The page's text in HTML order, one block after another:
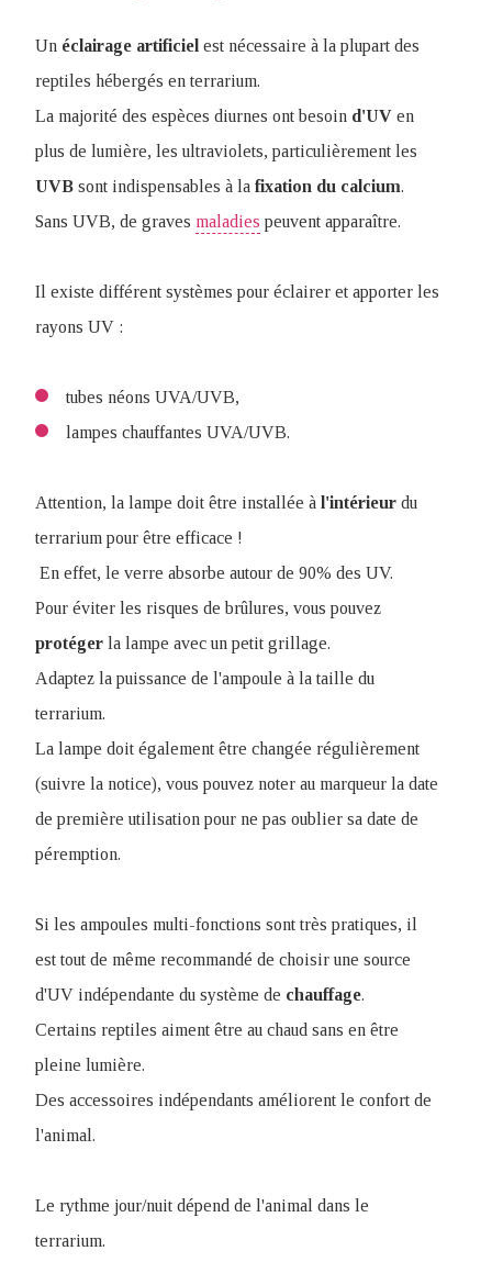
Un éclairage artificiel est nécessaire à la plupart des
reptiles hébergés en terrarium.
La majorité des espèces diurnes ont besoin d'UV en
plus de lumière, les ultraviolets, particulièrement les
UVB sont indispensables à la fixation du calcium.
Sans UVB, de graves maladies peuvent apparaître.
Il existe différent systèmes pour éclairer et apporter les
rayons UV :
tubes néons UVA/UVB,
lampes chauffantes UVA/UVB.
Attention, la lampe doit être installée à l'intérieur du
terrarium pour être efficace !
En effet, le verre absorbe autour de 90% des UV.
Pour éviter les risques de brûlures, vous pouvez
protéger la lampe avec un petit grillage.
Adaptez la puissance de l'ampoule à la taille du
terrarium.
La lampe doit également être changée régulièrement
(suivre la notice), vous pouvez noter au marqueur la date
de première utilisation pour ne pas oublier sa date de
péremption.
Si les ampoules multi-fonctions sont très pratiques, il
est tout de même recommandé de choisir une source
d'UV indépendante du système de chauffage.
Certains reptiles aiment être au chaud sans en être
pleine lumière.
Des accessoires indépendants améliorent le confort de
l'animal.
Le rythme jour/nuit dépend de l'animal dans le
terrarium.